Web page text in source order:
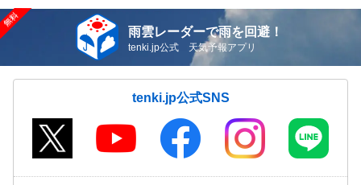
雨雲レーダーで雨を回避！
tenki.jp公式 天気予報アプリ
tenki.jp公式SNS